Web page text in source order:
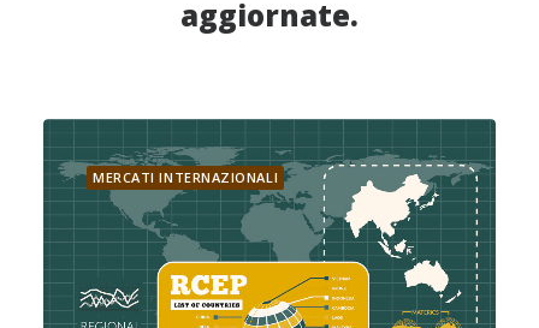
aggiornate.
MERCATI INTERNAZIONALI